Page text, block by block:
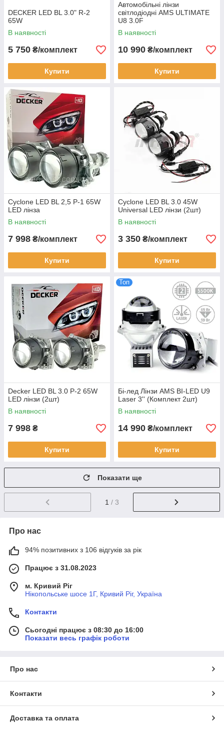
DECKER LED BL 3.0" R-2
65W
В наявності
5 750 ₴/комплект
Купити
Автомобільні лінзи
світлодіодні AMS ULTIMATE
U8 3.0F
В наявності
10 990 ₴/комплект
Купити
Cyclone LED BL 2,5 P-1 65W
LED лінза
В наявності
7 998 ₴/комплект
Купити
Cyclone LED BL 3.0 45W
Universal LED лінзи (2шт)
В наявності
3 350 ₴/комплект
Купити
Decker LED BL 3.0 P-2 65W
LED лінзи (2шт)
В наявності
7 998 ₴
Купити
Топ
Бі-лед Лінзи AMS BI-LED U9
Laser 3'' (Комплект 2шт)
В наявності
14 990 ₴/комплект
Купити
Показати ще
1 / 3
Про нас
94% позитивних з 106 відгуків за рік
Працює з 31.08.2023
м. Кривий Ріг
Нікопольське шосе 1Г, Кривий Ріг, Україна
Контакти
Сьогодні працює з 08:30 до 16:00
Показати весь графік роботи
Про нас
Контакти
Доставка та оплата